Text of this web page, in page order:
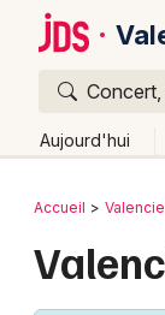
Aujourd'hui
Publier
Bordeaux
Retour
Accueil
Quoi ?
Où ?
Nord-Pas-de-